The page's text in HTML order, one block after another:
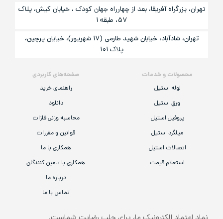
محصولات و خدمات
لوله استیل
ورق استیل
پروفیل استیل
میلگرد استیل
اتصالات استیل
استعلام قیمت
صفحه‌های کاربردی
راهنمای خرید
دانلود
محاسبه وزنی فلزات
قوانین و مقررات
همکاری با ما
همکاری با تامین کنندگان
درباره ما
تماس با ما
تهران، بزرگراه آفریقا، بعد از چهارراه جهان کودک ، خیابان کیش، پلاک
۵۷، طبقه ۱
تهران، شادآباد، خیابان شهید طارمی (۱۷ شهریور)، خیایان پرچین،
پلاک ۱۰۱